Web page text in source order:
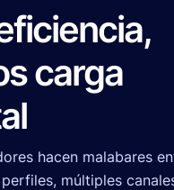
carga
hacen malabares
múltiples